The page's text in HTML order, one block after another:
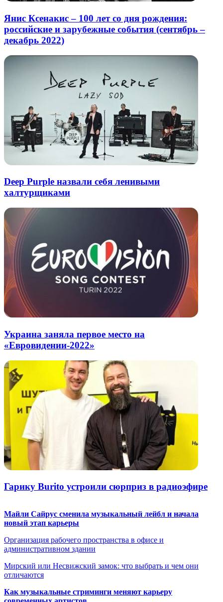
Янис Ксенакис – 100 лет со дня рождения:
российские и зарубежные события (сентябрь –
декабрь 2022)
Deep Purple назвали себя ленивыми
халтурщиками
Украина заняла первое место на
«Евровидении-2022»
Гарику Burito устроили сюрприз в радиоэфире
Майли Сайрус сменила музыкальный лейбл и начала
новый этап карьеры
Организация рабочего пространства в офисе и
административном здании
Мирский или Несвижский замок: что выбрать и чем они
отличаются
Как музыкальные стриминги меняют карьеру